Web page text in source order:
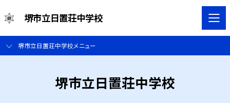
堺市立日置荘中学校
堺市立日置荘中学校メニュー
堺市立日置荘中学校